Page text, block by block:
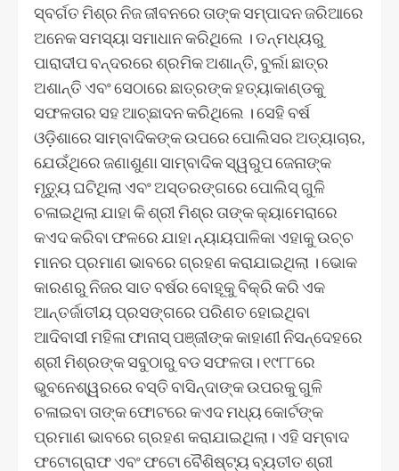
ସ୍ବର୍ଗତ ମିଶ୍ର ନିଜ ଜୀବନରେ ତାଙ୍କ ସମ୍ପାଦନ ଜରିଆରେ
ଅନେକ ସମସ୍ୟା ସମାଧାନ କରିଥିଲେ । ତନ୍ମଧ୍ୟରୁ
ପାରାଦୀପ ବନ୍ଦରରେ ଶ୍ରମିକ ଅଶାନ୍ତି, ବୁର୍ଲା ଛାତ୍ର
ଅଶାନ୍ତି ଏବଂ ସେଠାରେ ଛାତ୍ରଙ୍କ ହତ୍ୟାକାଣ୍ଡକୁ
ସଫଳତାର ସହ ଆଚ୍ଛାଦନ କରିଥିଲେ । ସେହି ବର୍ଷ
ଓଡ଼ିଶାରେ ସାମ୍ବାଦିକଙ୍କ ଉପରେ ପୋଲିସର ଅତ୍ୟାଚାର,
ଯେଉଁଥିରେ ଜଣାଶୁଣା ସାମ୍ବାଦିକ ସ୍ୱରୁପ ଜେନାଙ୍କ
ମୃତ୍ୟୁ ଘଟିଥିଲା ​​ଏବଂ ଅସ୍ତରଙ୍ଗରେ ପୋଲିସ୍ ଗୁଳି
ଚଳାଇଥିଲା ଯାହା କି ଶ୍ରୀ ମିଶ୍ର ତାଙ୍କ କ୍ୟାମେରାରେ
କଏଦ କରିବା ଫଳରେ ଯାହା ନ୍ୟାୟପାଳିକା ଏହାକୁ ଉଚ୍ଚ
ମାନର ପ୍ରମାଣ ଭାବରେ ଗ୍ରହଣ କରାଯାଇଥିଲା । ଭୋକ
କାରଣରୁ ନିଜର ସାତ ବର୍ଷର ବୋହୂକୁ ବିକ୍ରି କରି ଏକ
ଆନ୍ତର୍ଜାତୀୟ ପ୍ରସଙ୍ଗରେ ପରିଣତ ହୋଇଥିବା
ଆଦିବାସୀ ମହିଳା ଫାନାସ୍ ପଞ୍ଜୀଙ୍କ କାହାଣୀ ନିସନ୍ଦେହରେ
ଶ୍ରୀ ମିଶ୍ରଙ୍କ ସବୁଠାରୁ ବଡ ସଫଳତା। ୧୯୮୮ରେ
ଭୁବନେଶ୍ୱରରେ ବସ୍ତି ବାସିନ୍ଦାଙ୍କ ଉପରକୁ ଗୁଳି
ଚଳାଇବା ତାଙ୍କ ଫୋଟରେ କଏଦ ମଧ୍ୟ କୋର୍ଟଙ୍କ
ପ୍ରମାଣ ଭାବରେ ଗ୍ରହଣ କରାଯାଇଥିଲା। ଏହି ସମ୍ବାଦ
ଫଟୋଗ୍ରାଫ ଏବଂ ଫଟୋ ବୈଶିଷ୍ଟ୍ୟ ବ୍ୟତୀତ ଶ୍ରୀ